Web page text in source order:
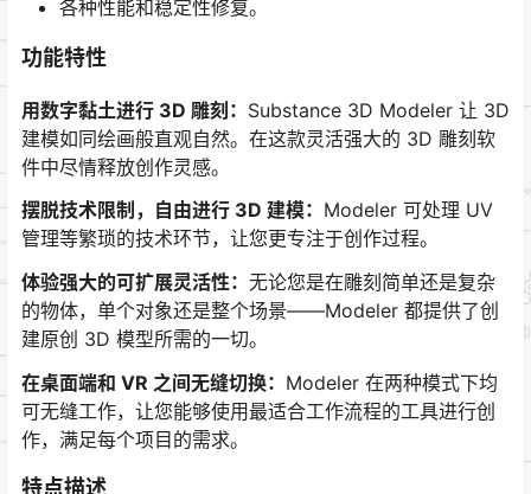
各种性能和稳定性修复。
功能特性
用数字黏土进行 3D 雕刻： Substance 3D Modeler 让 3D
建模如同绘画般直观自然。在这款灵活强大的 3D 雕刻软
件中尽情释放创作灵感。
摆脱技术限制，自由进行 3D 建模： Modeler 可处理 UV
管理等繁琐的技术环节，让您更专注于创作过程。
体验强大的可扩展灵活性： 无论您是在雕刻简单还是复杂
的物体，单个对象还是整个场景——Modeler 都提供了创
建原创 3D 模型所需的一切。
在桌面端和 VR 之间无缝切换： Modeler 在两种模式下均
可无缝工作，让您能够使用最适合工作流程的工具进行创
作，满足每个项目的需求。
特点描述